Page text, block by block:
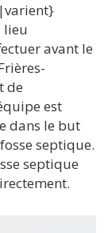
lieu
avant le
de
est
dans le but
septique.
septique